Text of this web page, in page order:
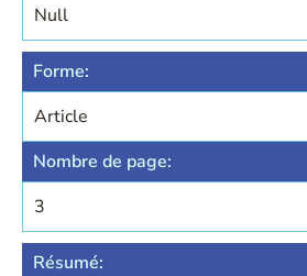
Null
Forme:
Article
Nombre de page:
3
Résumé: